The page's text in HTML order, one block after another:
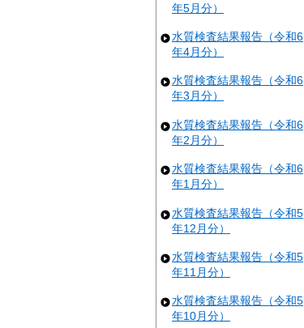
年5月分）
水質検査結果報告（令和6
年4月分）
水質検査結果報告（令和6
年3月分）
水質検査結果報告（令和6
年2月分）
水質検査結果報告（令和6
年1月分）
水質検査結果報告（令和5
年12月分）
水質検査結果報告（令和5
年11月分）
水質検査結果報告（令和5
年10月分）